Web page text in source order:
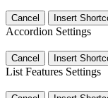
Cancel Insert
Accordion Settings
Cancel Insert
List Features Settings